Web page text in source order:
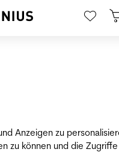
Anzeigen zu
zu können und die